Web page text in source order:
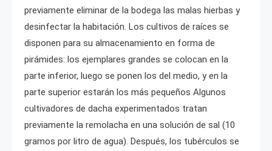
previamente eliminar de la bodega las malas hierbas y
desinfectar la habitación. Los cultivos de raíces se
disponen para su almacenamiento en forma de
pirámides: los ejemplares grandes se colocan en la
parte inferior, luego se ponen los del medio, y en la
parte superior estarán los más pequeños Algunos
cultivadores de dacha experimentados tratan
previamente la remolacha en una solución de sal (10
gramos por litro de agua). Después, los tubérculos se